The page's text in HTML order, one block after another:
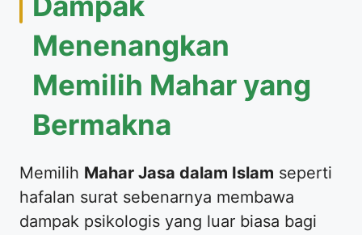
Menenangkan
Memilih Mahar yang
Bermakna
​Memilih Mahar Jasa dalam Islam seperti
hafalan surat sebenarnya membawa
dampak psikologis yang luar biasa bagi